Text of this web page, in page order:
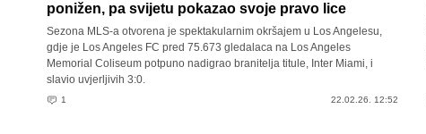
ponižen, pa svijetu pokazao svoje pravo lice
Sezona MLS-a otvorena je spektakularnim okršajem u Los Angelesu,
gdje je Los Angeles FC pred 75.673 gledalaca na Los Angeles
Memorial Coliseum potpuno nadigrao branitelja titule, Inter Miami, i
slavio uvjerljivih 3:0.
1 22.02.26. 12:52